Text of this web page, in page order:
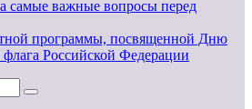
самые важные вопросы перед
программы, посвященной Дню
флага Российской Федерации